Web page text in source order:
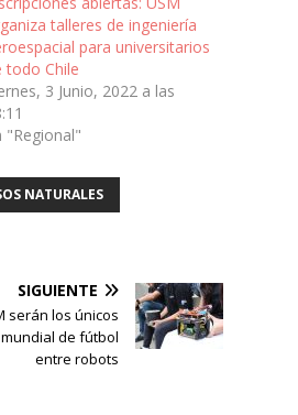
talleres de ingeniería
para universitarios
todo Chile
3 Junio, 2022 a las
"Regional"
NATURALES
SIGUIENTE
serán los únicos
de fútbol
entre robots